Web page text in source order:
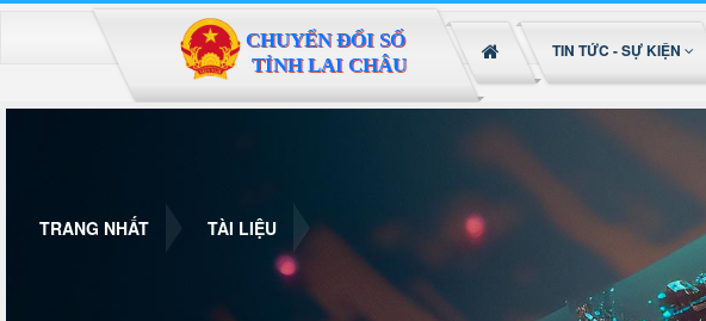
TIN TỨC - SỰ KIỆN
TRANG NHẤT TÀI LIỆU
Đã kết nối EMC